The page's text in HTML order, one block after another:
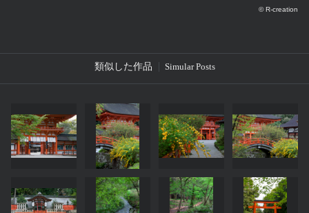
© R-creation
類似した作品 Simular Posts